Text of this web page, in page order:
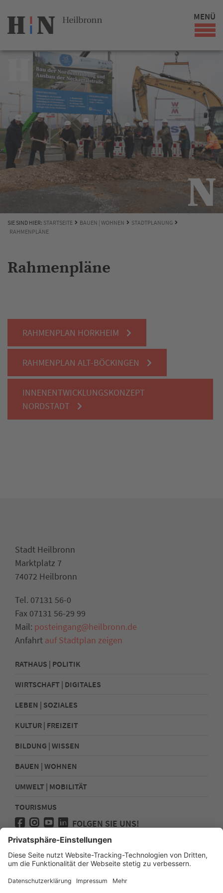
MENÜ
SIE SIND HIER: STARTSEITE BAUEN | WOHNEN
STADTPLANUNG
RAHMENPLÄNE
Rahmenpläne
RAHMENPLAN HORKHEIM
RAHMENPLAN ALT-BÖCKINGEN
INNENENTWICKLUNGSKONZEPT
NORDSTADT
Stadt Heilbronn
Marktplatz 7
74072 Heilbronn
Tel. 07131 56-0
Fax 07131 56-29 99
Mail: posteingang@heilbronn.de
Anfahrt auf Stadtplan zeigen
RATHAUS | POLITIK
WIRTSCHAFT | DIGITALES
LEBEN | SOZIALES
KULTUR | FREIZEIT
BILDUNG | WISSEN
BAUEN | WOHNEN
UMWELT | MOBILITÄT
TOURISMUS
FOLGEN SIE UNS!
Presse
Kontakt
Impressum